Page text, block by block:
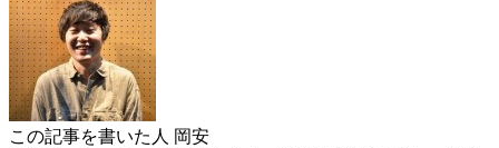
この記事を書いた人 岡安